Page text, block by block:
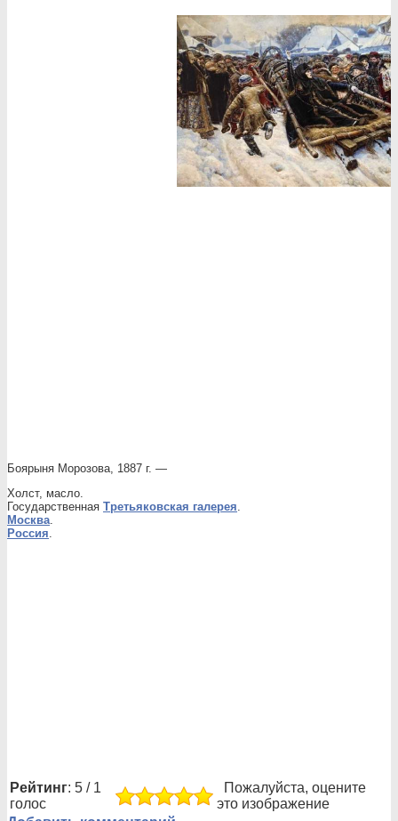
Боярыня Морозова, 1887 г. —
Холст, масло.
Государственная Третьяковская галерея.
Москва.
Россия.
Рейтинг: 5 / 1
голос
Пожалуйста, оцените
это изображение